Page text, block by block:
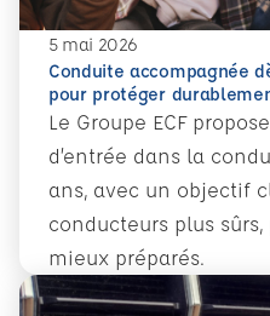
5 mai 2026
Conduite accompagnée
pour protéger
Le Groupe ECF
d’entrée dans la
ans, avec un objectif
conducteurs plus
mieux préparés.
En savoir plus
Conduite accompagnée